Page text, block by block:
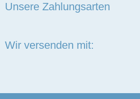
Unsere Zahlungsarten
Wir versenden mit: